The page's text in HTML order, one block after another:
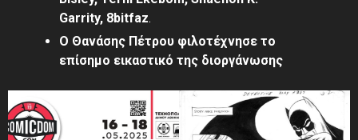
Garrity, 8bitfaz.
Ο Θανάσης Πέτρου φιλοτέχνησε το
επίσημο εικαστικό της διοργάνωσης